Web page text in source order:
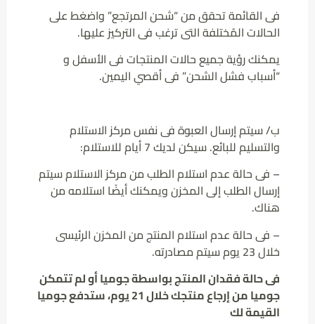
فى القائمة تحقق من “شحن المرتجع” واضغط على
الحالات المُختلفة التى ترغب فى التركيز عليها.
يمكنك رؤية جميع حالات المنتجات فى الأسفل و
“أسباب فشل الشحن” فى أقصي اليمين.
ب/ سيتم إرسال العبوة فى نفس مركز الاستلام
والتسليم للبائع. سيكن لديك 7 أيام للاستلام:
– فى حالة عدم استلام الطلب من مركز الاستلام سيتم
إرسال الطلب إلى المخزن ويمكنك أيضًا استلامه من
هناك.
– فى حالة عدم استلام المنتج من المخزن الرئيسى
خلال 23 يوم سيتم مصادرته.
فى حالة فقدان المنتج بواسطة جوميا أو لم تتمكن
جوميا من إرجاع منتجك خلال 21 يوم، ستدفع جوميا
القيمة لك